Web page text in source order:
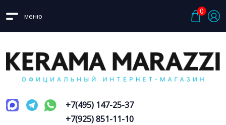
меню
0
+7(495) 147-25-37
+7(925) 851-11-10